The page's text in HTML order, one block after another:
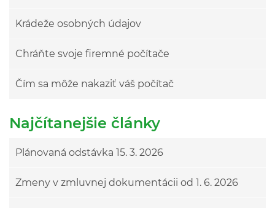
Krádeže osobných údajov
Chráňte svoje firemné počítače
Čím sa môže nakaziť váš počítač
Najčítanejšie články
Plánovaná odstávka 15. 3. 2026
Zmeny v zmluvnej dokumentácii od 1. 6. 2026